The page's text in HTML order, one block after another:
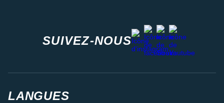
SUIVEZ-NOUS
instagram
facebook
stravayoutube
LANGUES